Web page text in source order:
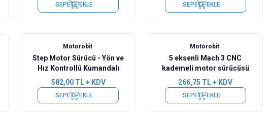
SEPETE EKLE SEPETE EKLE
Motorobit
Step Motor Sürücü - Yön ve
Hız Kontrollü Kumandalı
582,00TL + KDV
SEPETE EKLE
Motorobit
5 eksenli Mach 3 CNC
kademeli motor sürücüsü
266,75 TL + KDV
SEPETE EKLE